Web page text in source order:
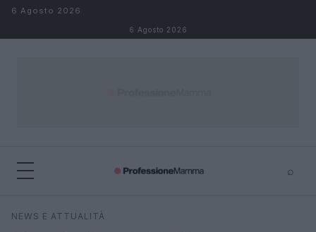
Salta al contenuto
6 Agosto 2026
6 Agosto 2026
⌕
Cerca
NEWS E ATTUALITÀ